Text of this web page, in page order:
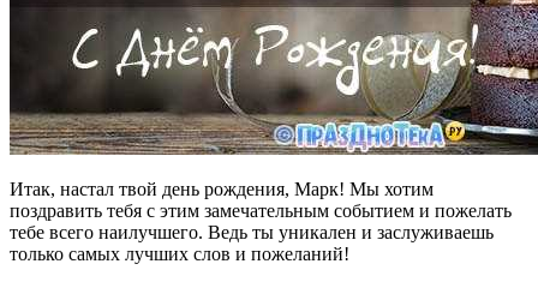
Итак, настал твой день рождения, Марк! Мы хотим
поздравить тебя с этим замечательным событием и пожелать
тебе всего наилучшего. Ведь ты уникален и заслуживаешь
только самых лучших слов и пожеланий!